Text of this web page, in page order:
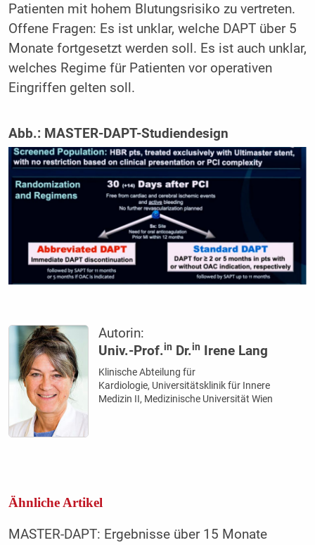
Patienten mit hohem Blutungsrisiko zu vertreten.
Offene Fragen: Es ist unklar, welche DAPT über 5
Monate fortgesetzt werden soll. Es ist auch unklar,
welches Regime für Patienten vor operativen
Eingriffen gelten soll.
Abb.: MASTER-DAPT-Studiendesign
Autorin:
Univ.-Prof.in Dr.in Irene Lang
Klinische Abteilung für
Kardiologie, Universitätsklinik für Innere
Medizin II, Medizinische Universität Wien
Ähnliche Artikel
MASTER-DAPT: Ergebnisse über 15 Monate